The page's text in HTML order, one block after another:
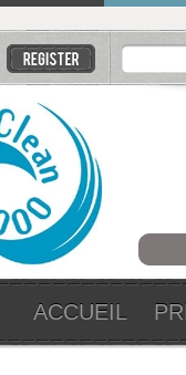
ACCUEIL